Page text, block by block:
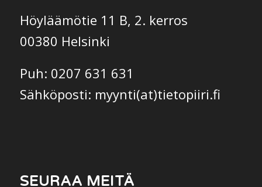
Höyläämötie 11 B, 2. kerros
00380 Helsinki
Puh: 0207 631 631
Sähköposti: myynti(at)tietopiiri.fi
SEURAA MEITÄ